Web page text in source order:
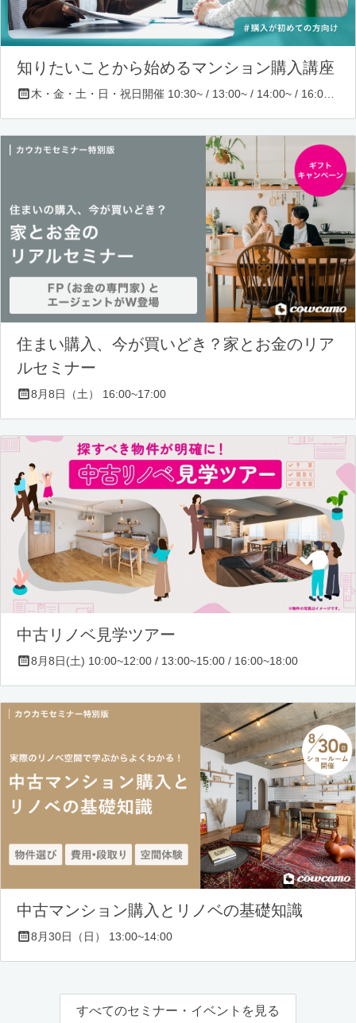
知りたいことから始めるマンション購入講座
住まい購入、今が買いどき？家とお金のリア
ルセミナー
8月8日（土） 16:00~17:00
中古リノベ見学ツアー
8月8日(土) 10:00~12:00 / 13:00~15:00 / 16:00~18:00
中古マンション購入とリノベの基礎知識
8月30日（日） 13:00~14:00
すべてのセミナー・イベントを見る